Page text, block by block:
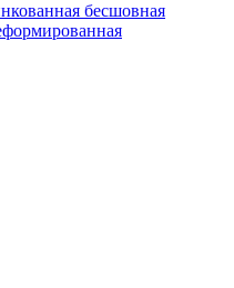
бесшовная